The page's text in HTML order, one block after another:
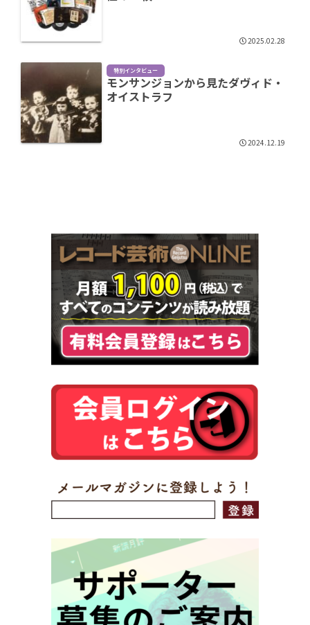
2025.02.28
特別インタビュー
モンサンジョンから見たダヴィド・
オイストラフ
2024.12.19